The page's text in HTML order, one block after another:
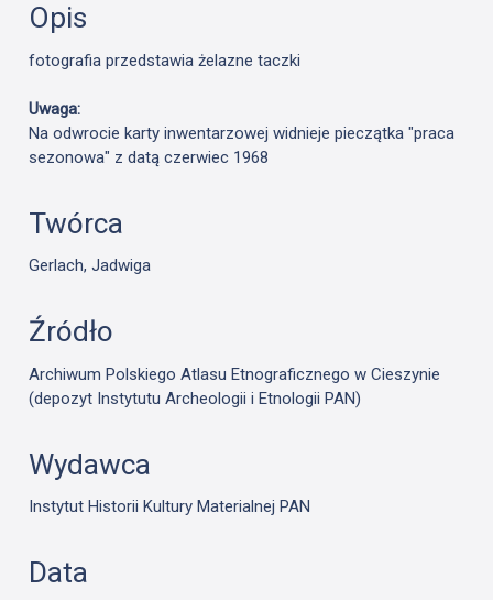
Opis
fotografia przedstawia żelazne taczki
Uwaga:
Na odwrocie karty inwentarzowej widnieje pieczątka "praca
sezonowa" z datą czerwiec 1968
Twórca
Gerlach, Jadwiga
Źródło
Archiwum Polskiego Atlasu Etnograficznego w Cieszynie
(depozyt Instytutu Archeologii i Etnologii PAN)
Wydawca
Instytut Historii Kultury Materialnej PAN
Data